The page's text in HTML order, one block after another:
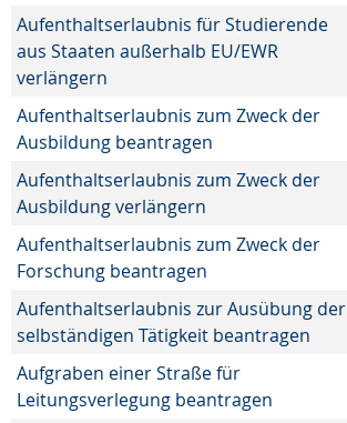
Aufenthaltserlaubnis für Studierende
aus Staaten außerhalb EU/EWR
verlängern
Aufenthaltserlaubnis zum Zweck der
Ausbildung beantragen
Aufenthaltserlaubnis zum Zweck der
Ausbildung verlängern
Aufenthaltserlaubnis zum Zweck der
Forschung beantragen
Aufenthaltserlaubnis zur Ausübung der
selbständigen Tätigkeit beantragen
Aufgraben einer Straße für
Leitungsverlegung beantragen